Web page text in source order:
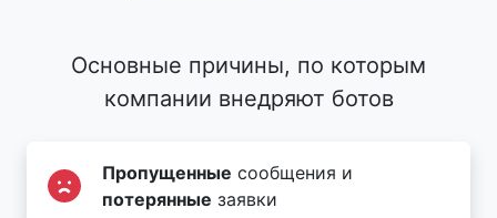
Основные причины, по которым
компании внедряют ботов
Пропущенные сообщения и
потерянные заявки